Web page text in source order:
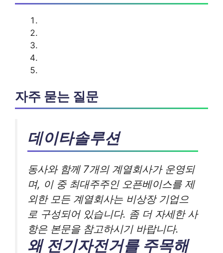
자주 묻는 질문
데이타솔루션
동사와 함께 7개의 계열회사가 운영되
며, 이 중 최대주주인 오픈베이스를 제
외한 모든 계열회사는 비상장 기업으
로 구성되어 있습니다. 좀 더 자세한 사
항은 본문을 참고하시기 바랍니다.
왜 전기자전거를 주목해